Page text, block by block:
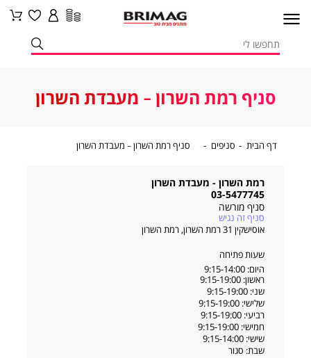
סניף רמת השרון - מעבדת השרון
דף הבית דף סניפים סניפיםסניף רמת השרון - מעבדת השרון
רמת השרון - מעבדת השרון
03-5477745
סניף מורשה
סניף זה נגיש
אוסישקין 31 רמת השרון
,רמת השרון
שעות פתיחה
היום: 9:15-14:00
ראשון: 9:15-19:00
שני: 9:15-19:00
שלישי: 9:15-19:00
רביעי: 9:15-19:00
חמישי: 9:15-19:00
שישי: 9:15-14:00
שבת: סגור